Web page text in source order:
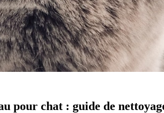
pour chat : guide de